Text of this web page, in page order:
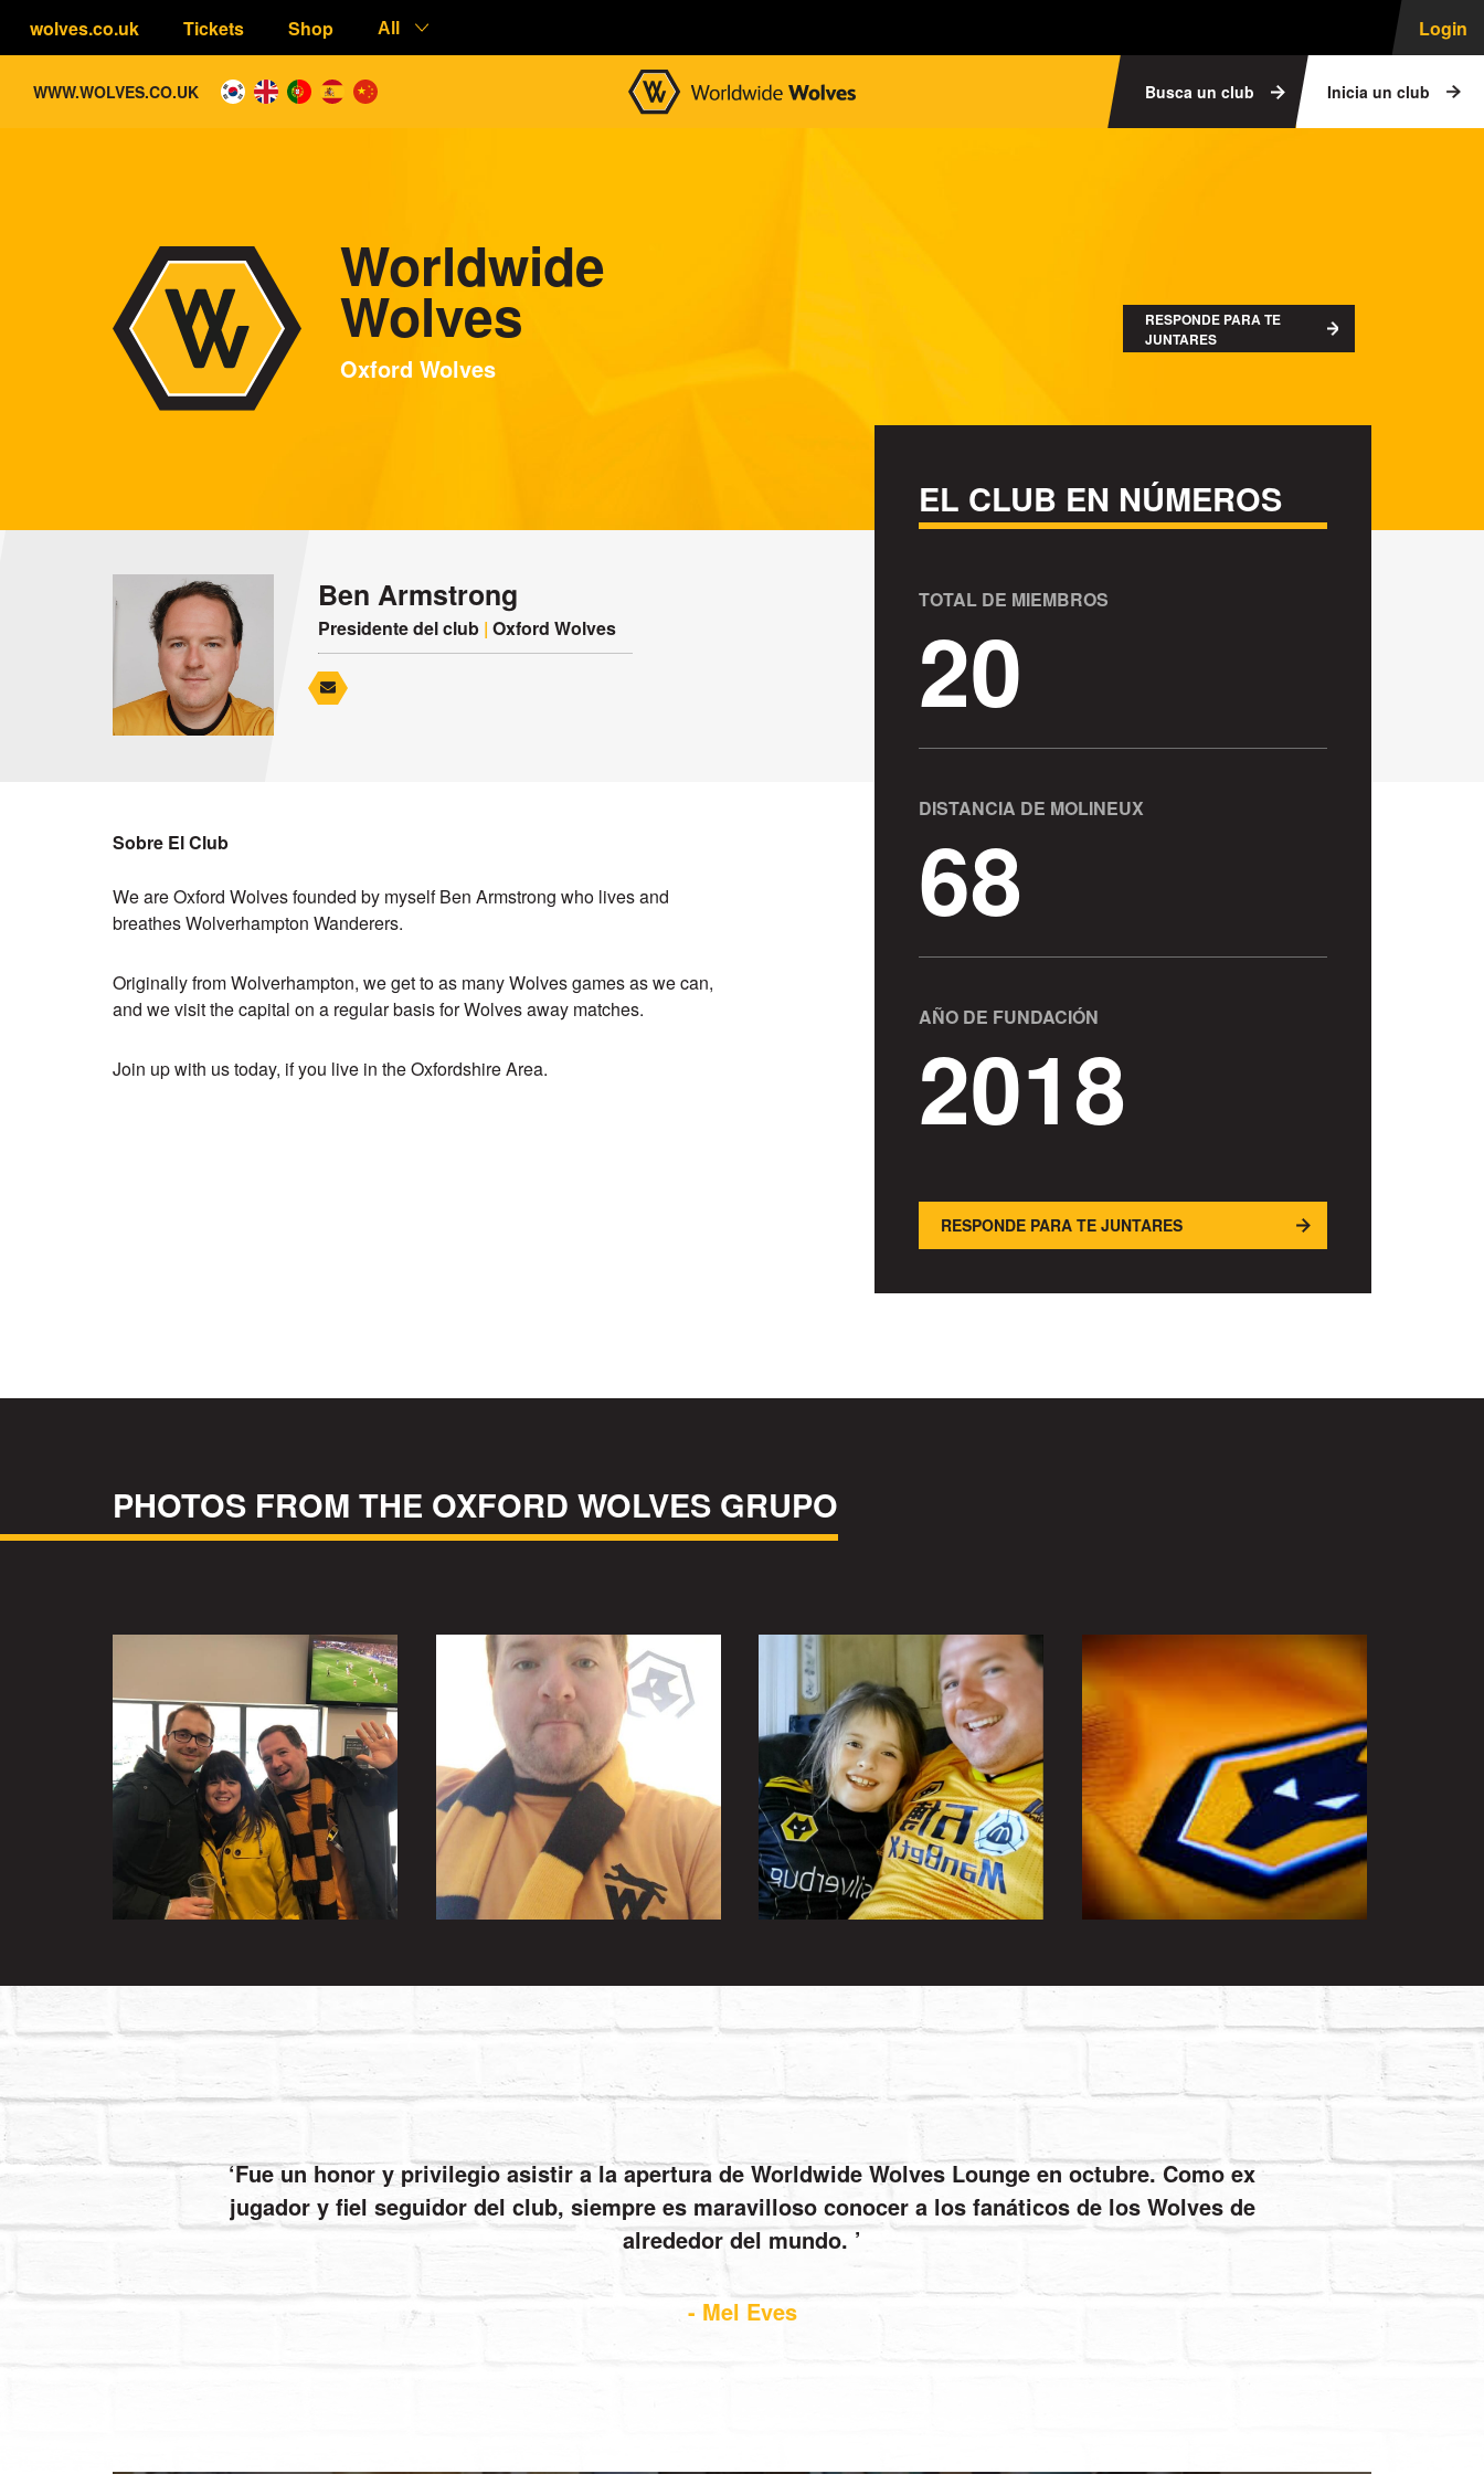
wolves.co.uk Tickets Shop All Login
WWW.WOLVES.CO.UK Busca un club Inicia un club
Worldwide
Wolves
Oxford Wolves
RESPONDE PARA TE
JUNTARES
Ben Armstrong
Presidente del club | Oxford Wolves
Sobre El Club
We are Oxford Wolves founded by myself Ben Armstrong who lives and
breathes Wolverhampton Wanderers.
Originally from Wolverhampton, we get to as many Wolves games as we can,
and we visit the capital on a regular basis for Wolves away matches.
Join up with us today, if you live in the Oxfordshire Area.
EL CLUB EN NÚMEROS
TOTAL DE MIEMBROS
20
DISTANCIA DE MOLINEUX
68
AÑO DE FUNDACIÓN
2018
RESPONDE PARA TE JUNTARES
PHOTOS FROM THE OXFORD WOLVES GRUPO
Fue un honor y privilegio asistir a la apertura de Worldwide Wolves Lounge en octubre. Como ex
jugador y fiel seguidor del club, siempre es maravilloso conocer a los fanáticos de los Wolves de
alrededor del mundo.
- Mel Eves